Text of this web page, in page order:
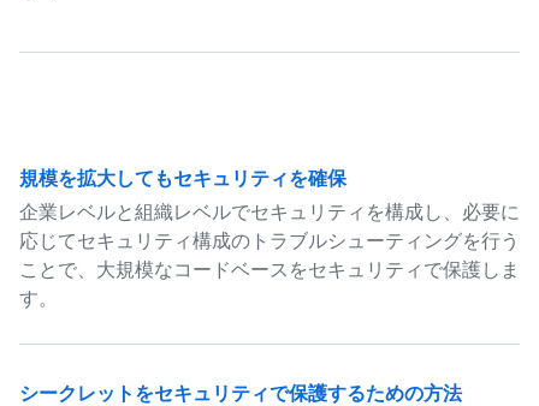
規模を拡大してもセキュリティを確保
企業レベルと組織レベルでセキュリティを構成し、必要に
応じてセキュリティ構成のトラブルシューティングを行う
ことで、大規模なコードベースをセキュリティで保護しま
す。
シークレットをセキュリティで保護するための方法